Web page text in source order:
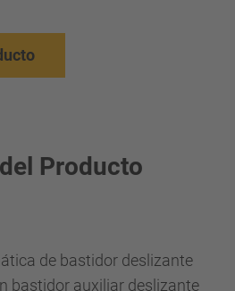
Producto
de bastidor deslizante
bastidor auxiliar deslizante